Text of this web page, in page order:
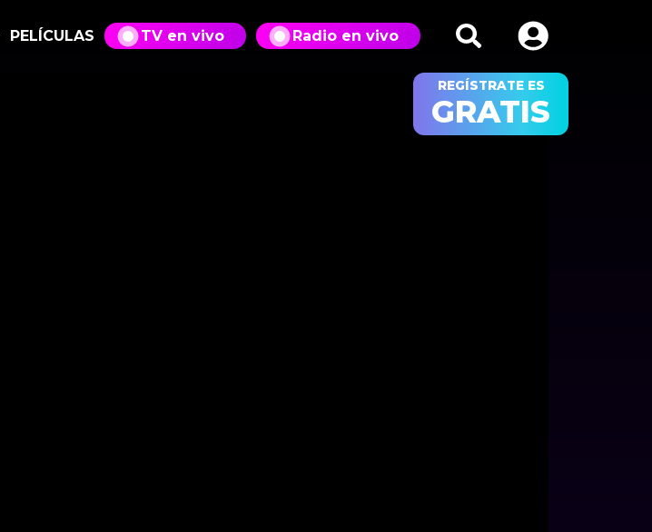
PELÍCULAS TV en vivo Radio en vivo
REGÍSTRATE ES
GRATIS